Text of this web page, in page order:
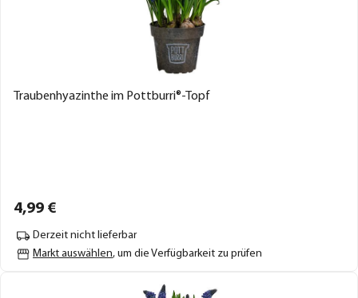
Traubenhyazinthe im Pottburri®-Topf
4,99 €
Derzeit nicht lieferbar
Markt auswählen, um die Verfügbarkeit zu prüfen